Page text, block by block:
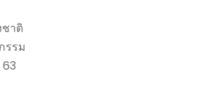
าติ
รรม